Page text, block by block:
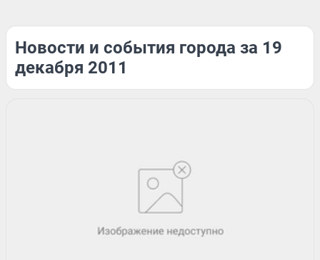
Новости и события города за 19
декабря 2011